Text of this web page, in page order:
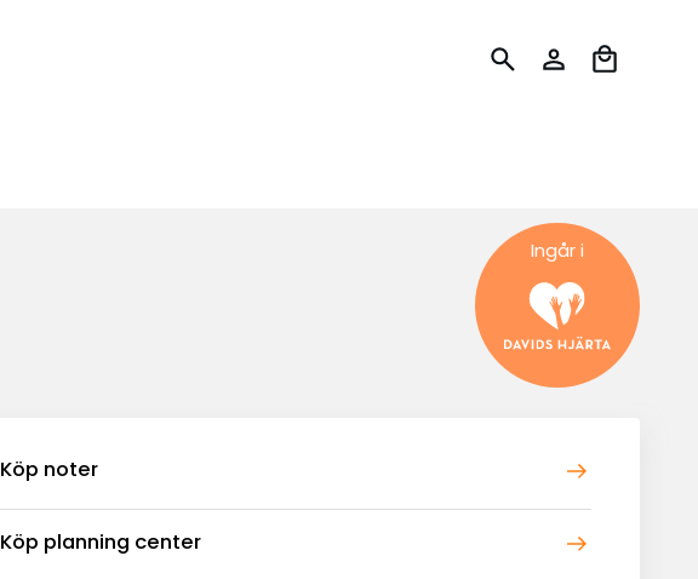
Ingår i
Köp noter
Köp planning center